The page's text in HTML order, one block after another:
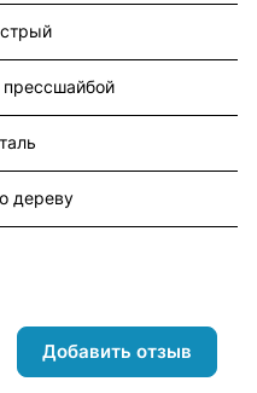
дереву
Добавить отзыв